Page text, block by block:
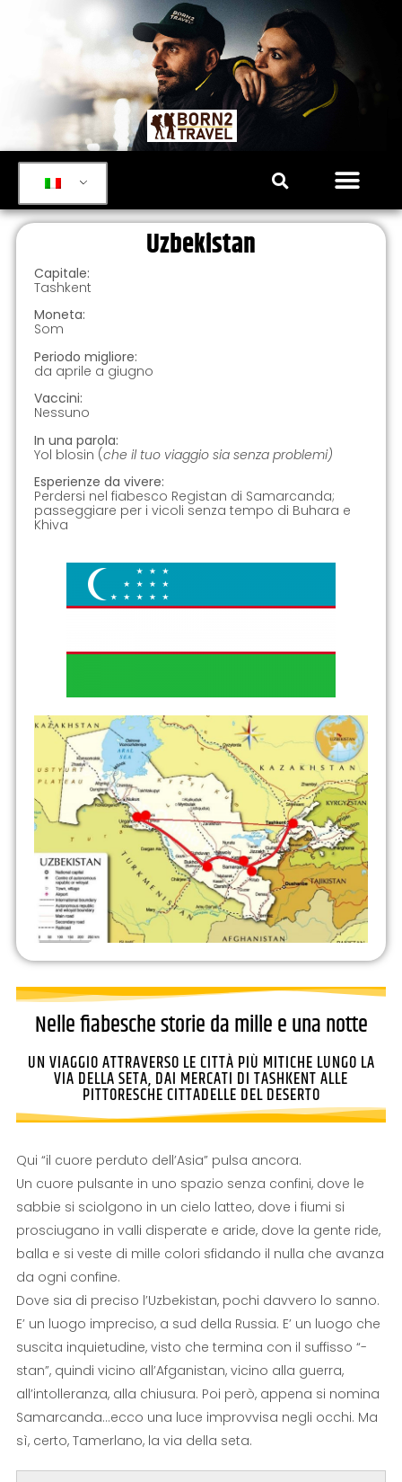
Uzbekistan
Capitale:
Tashkent
Moneta:
Som
Periodo migliore:
da aprile a giugno
Vaccini:
Nessuno
In una parola:
Yol blosin (che il tuo viaggio sia senza problemi)
Esperienze da vivere:
Perdersi nel fiabesco Registan di Samarcanda;
passeggiare per i vicoli senza tempo di Buhara e
Khiva
Nelle fiabesche storie da mille e una notte
UN VIAGGIO ATTRAVERSO LE CITTÀ PIÙ MITICHE LUNGO LA
VIA DELLA SETA, DAI MERCATI DI TASHKENT ALLE
PITTORESCHE CITTADELLE DEL DESERTO
Qui “il cuore perduto dell’Asia” pulsa ancora.
Un cuore pulsante in uno spazio senza confini, dove le
sabbie si sciolgono in un cielo latteo, dove i fiumi si
prosciugano in valli disperate e aride, dove la gente ride,
balla e si veste di mille colori sfidando il nulla che avanza
da ogni confine.
Dove sia di preciso l’Uzbekistan, pochi davvero lo sanno.
E’ un luogo impreciso, a sud della Russia. E’ un luogo che
suscita inquietudine, visto che termina con il suffisso “-
stan”, quindi vicino all’Afganistan, vicino alla guerra,
all’intolleranza, alla chiusura. Poi però, appena si nomina
Samarcanda…ecco una luce improvvisa negli occhi. Ma
sì, certo, Tamerlano, la via della seta.